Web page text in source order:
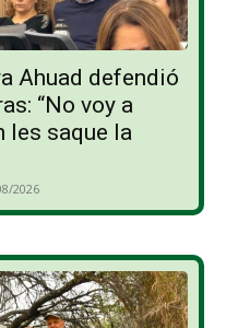
Ahuad defendió
“No voy a
les saque la
2026